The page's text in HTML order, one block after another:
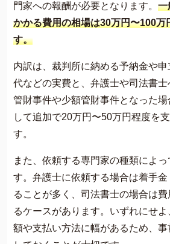
門家への報酬が必要となります。 一
かかる費用の相場は30万円〜100万
す。
内訳は、裁判所に納める予納金や
代などの実費と、弁護士や司法書士
管財事件や少額管財事件となった
して追加で20万円〜50万円程度を
す。
また、依頼する専門家の種類によ
す。弁護士に依頼する場合は着手
ることが多く、司法書士の場合は
るケースがあります。いずれにせ
額や支払い方法に幅があるため、